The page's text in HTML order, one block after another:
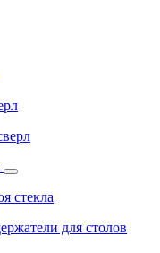
стекла
для столов